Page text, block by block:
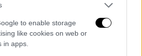
to enable storage
like cookies on web or
in apps.